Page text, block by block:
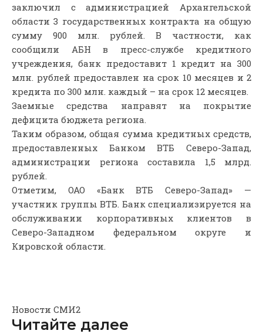
заключил с администрацией Архангельской
области 3 государственных контракта на общую
сумму 900 млн. рублей. В частности, как
сообщили АБН в пресс-службе кредитного
учреждения, банк предоставит 1 кредит на 300
млн. рублей предоставлен на срок 10 месяцев и 2
кредита по 300 млн. каждый – на срок 12 месяцев.
Заемные средства направят на покрытие
дефицита бюджета региона.
Таким образом, общая сумма кредитных средств,
предоставленных Банком ВТБ Северо-Запад,
администрации региона составила 1,5 млрд.
рублей.
Отметим, ОАО «Банк ВТБ Северо-Запад» —
участник группы ВТБ. Банк специализируется на
обслуживании корпоративных клиентов в
Северо-Западном федеральном округе и
Кировской области.
Новости СМИ2
Читайте далее